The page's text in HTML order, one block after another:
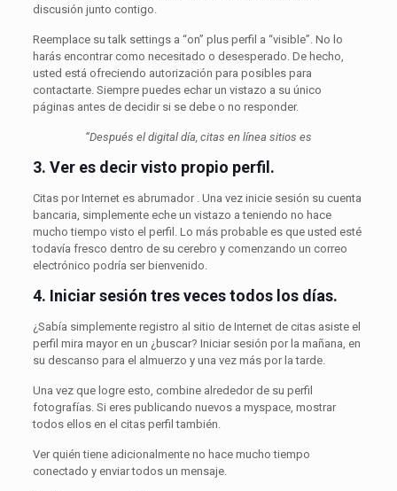
discusión junto contigo.
Reemplace su talk settings a “on” plus perfil a “visible”. No lo
harás encontrar como necesitado o desesperado. De hecho,
usted está ofreciendo autorización para posibles para
contactarte. Siempre puedes echar un vistazo a su único
páginas antes de decidir si se debe o no responder.
“Después el digital día, citas en línea sitios es
3. Ver es decir visto propio perfil.
Citas por Internet es abrumador . Una vez inicie sesión su cuenta
bancaria, simplemente eche un vistazo a teniendo no hace
mucho tiempo visto el perfil. Lo más probable es que usted esté
todavía fresco dentro de su cerebro y comenzando un correo
electrónico podría ser bienvenido.
4. Iniciar sesión tres veces todos los días.
¿Sabía simplemente registro al sitio de Internet de citas asiste el
perfil mira mayor en un ¿buscar? Iniciar sesión por la mañana, en
su descanso para el almuerzo y una vez más por la tarde.
Una vez que logre esto, combine alrededor de su perfil
fotografías. Si eres publicando nuevos a myspace, mostrar
todos ellos en el citas perfil también.
Ver quién tiene adicionalmente no hace mucho tiempo
conectado y enviar todos un mensaje.